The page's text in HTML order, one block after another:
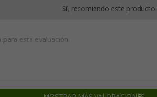
Sí, recomiendo este producto.
esta evaluación.